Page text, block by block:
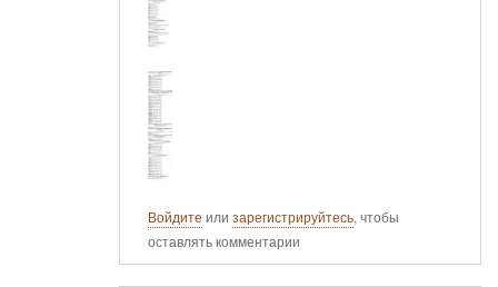
Войдите или зарегистрируйтесь, чтобы
оставлять комментарии